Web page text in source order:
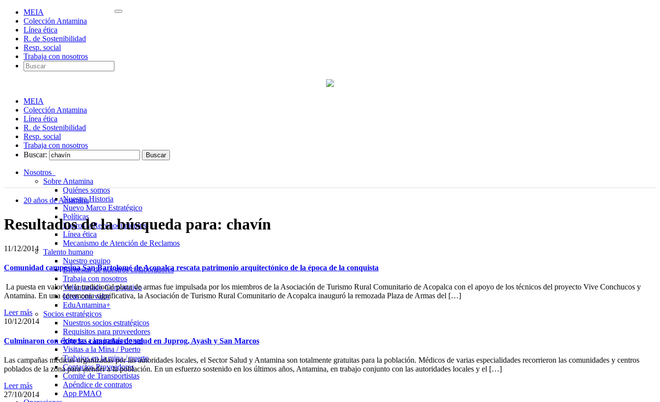
MEIA
Colección Antamina
Línea ética
R. de Sostenibilidad
Resp. social
Trabaja con nosotros
MEIA
Colección Antamina
Línea ética
R. de Sostenibilidad
Resp. social
Trabaja con nosotros
Buscar:
Nosotros
Sobre Antamina
Quiénes somos
Nuestra Historia
Nuevo Marco Estratégico
Políticas
Logros y Reconocimientos
Línea ética
Mecanismo de Atención de Reclamos
Talento humano
Nuestro equipo
Bienestar de nuestros colaboradores
Trabaja con nosotros
Voluntariado Corporativo
Ideas con valor
EduAntamina+
Socios estratégicos
Nuestros socios estratégicos
Requisitos para proveedores
Ingreso a las instalaciones
Visitas a la Mina / Puerto
Trabajos en la mina / puerto
Contactos Proveedores
Comité de Transportistas
Apéndice de contratos
App PMAO
20 años de Antamina
Resultados de la búsqueda para: chavín
11/12/2014
Comunidad campesina San Bartolomé de Acopalca rescata patrimonio arquitectónico de la época de la conquista
La puesta en valor de la tradicional plaza de armas fue impulsada por los miembros de la Asociación de Turismo Rural Comunitario de Acopalca con el apoyo de los técnicos del proyecto Vive Conchucos y
Antamina. En una ceremonia significativa, la Asociación de Turismo Rural Comunitario de Acopalca inauguró la remozada Plaza de Armas del […]
Leer más
10/12/2014
Culminaron con éxito las campañas de salud en Juprog, Ayash y San Marcos
Las campañas médicas organizadas por las autoridades locales, el Sector Salud y Antamina son totalmente gratuitas para la población. Médicos de varias especialidades recorrieron las comunidades y centros
poblados de la zona para atender a la población. En un esfuerzo sostenido en los últimos años, Antamina, en trabajo conjunto con las autoridades locales y el […]
Leer más
27/10/2014